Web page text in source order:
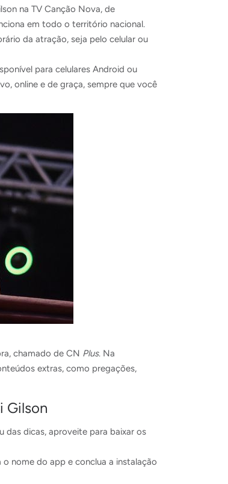
na TV Canção Nova, de
em todo o território nacional.
da atração, seja pelo celular ou
para celulares Android ou
online e de graça, sempre que você
chamado de CN Plus. Na
extras, como pregações,
Gilson
das dicas, aproveite para baixar os
nome do app e conclua a instalação